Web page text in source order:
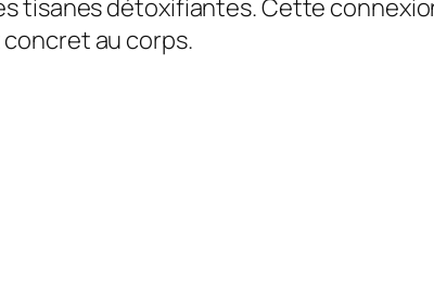
tisanes détoxifiantes. Cette
au corps.